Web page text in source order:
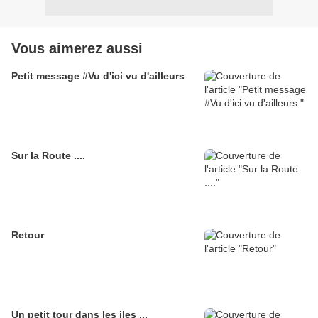
Vous aimerez aussi
Petit message #Vu d'ici vu d'ailleurs
Sur la Route ....
Retour
Un petit tour dans les iles ...